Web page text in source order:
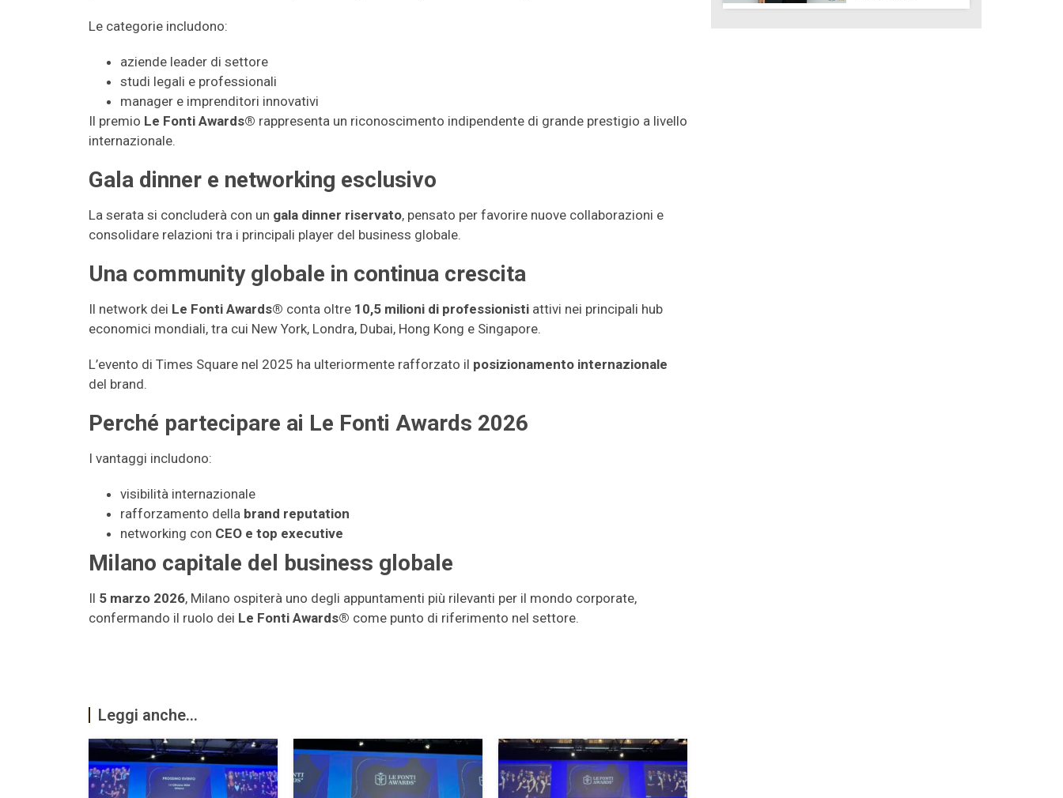
Le categorie includono:
aziende leader di settore
studi legali e professionali
manager e imprenditori innovativi
Il premio Le Fonti Awards® rappresenta un riconoscimento indipendente di grande prestigio a livello
internazionale.
Gala dinner e networking esclusivo
La serata si concluderà con un gala dinner riservato, pensato per favorire nuove collaborazioni e
consolidare relazioni tra i principali player del business globale.
Una community globale in continua crescita
Il network dei Le Fonti Awards® conta oltre 10,5 milioni di professionisti attivi nei principali hub
economici mondiali, tra cui New York, Londra, Dubai, Hong Kong e Singapore.
L’evento di Times Square nel 2025 ha ulteriormente rafforzato il posizionamento internazionale
del brand.
Perché partecipare ai Le Fonti Awards 2026
I vantaggi includono:
visibilità internazionale
rafforzamento della brand reputation
networking con CEO e top executive
Milano capitale del business globale
Il 5 marzo 2026, Milano ospiterà uno degli appuntamenti più rilevanti per il mondo corporate,
confermando il ruolo dei Le Fonti Awards® come punto di riferimento nel settore.
Leggi anche...